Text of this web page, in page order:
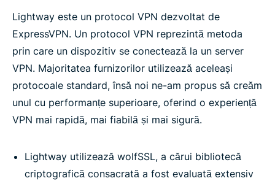
Lightway este un protocol VPN dezvoltat de
ExpressVPN. Un protocol VPN reprezintă metoda
prin care un dispozitiv se conectează la un server
VPN. Majoritatea furnizorilor utilizează aceleași
protocoale standard, însă noi ne-am propus să creăm
unul cu performanțe superioare, oferind o experiență
VPN mai rapidă, mai fiabilă și mai sigură.
Lightway utilizează wolfSSL, a cărui bibliotecă
criptografică consacrată a fost evaluată extensiv